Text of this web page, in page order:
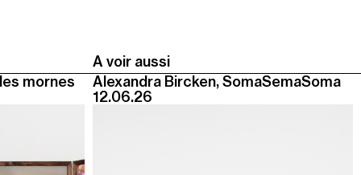
A voir aussi
mornes
Alexandra Bircken, SomaSemaSoma
12.06.26